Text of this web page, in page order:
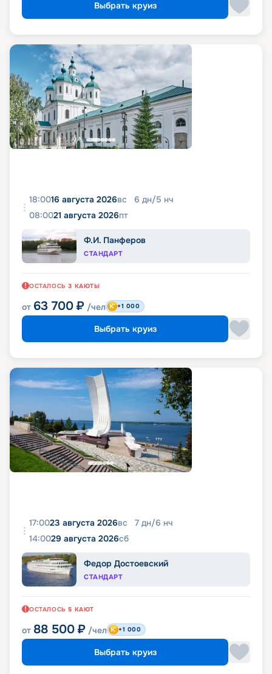
Выбрать круиз
18:0016 августа 2026вс 6 дн/5 нч
08:0021 августа 2026пт
Ф.И. Панферов
СТАНДАРТ
ОСТАЛОСЬ 3 КАЮТЫ
от 63 700 ₽ /чел +1 000
Выбрать круиз
17:0023 августа 2026вс 7 дн/6 нч
14:0029 августа 2026сб
Федор Достоевский
СТАНДАРТ
ОСТАЛОСЬ 5 КАЮТ
от 88 500 ₽ /чел +1 000
Выбрать круиз